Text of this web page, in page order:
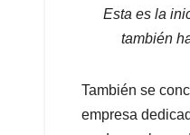
Esta es la
también
También se
empresa